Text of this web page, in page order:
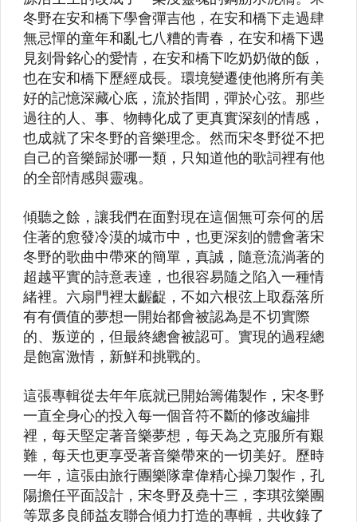
《黑膠LP CD》日本
【黑膠唱片】電影原聲帶
【4K UHD】奇幻、科幻
【4K UHD】動作、冒險
【4K UHD】戰爭、歷史
【4K UHD】卡通、動畫
【4K UHD】喜劇
【4K UHD】劇情
【藍光BD】動作、冒險
【藍光BD】奇幻、科幻
【藍光BD】戰爭、歷史
【藍光BD】愛情、喜劇
【藍光BD】劇情
【藍光BD】懸疑、驚悚
【藍光BD】藍光影集